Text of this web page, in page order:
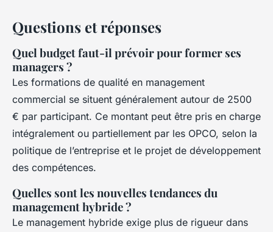
Questions et réponses
Quel budget faut-il prévoir pour former ses
managers ?
Les formations de qualité en management
commercial se situent généralement autour de 2500
€ par participant. Ce montant peut être pris en charge
intégralement ou partiellement par les OPCO, selon la
politique de l’entreprise et le projet de développement
des compétences.
Quelles sont les nouvelles tendances du
management hybride ?
Le management hybride exige plus de rigueur dans